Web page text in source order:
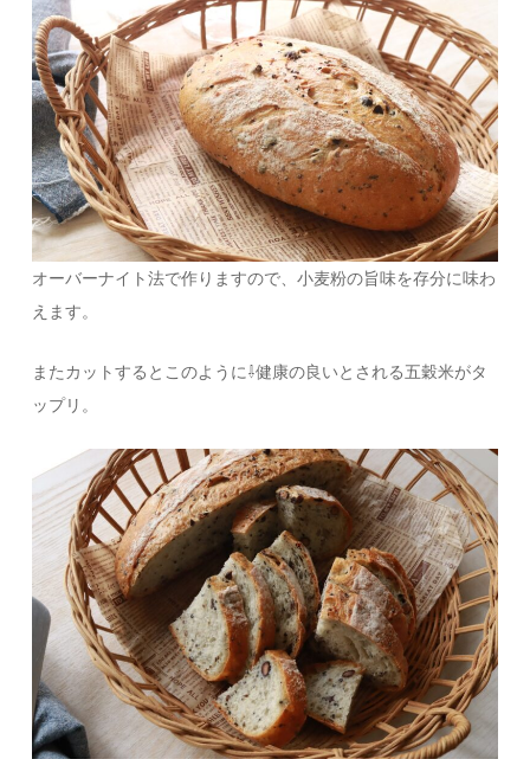
オーバーナイト法で作りますので、小麦粉の旨味を存分に味わ
えます。
またカットするとこのように⇩健康の良いとされる五穀米がタ
ップリ。